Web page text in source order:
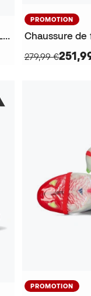
Chaussure de football Predator Elite LL FG
PROMOTION
279,99 €
PROMOTION